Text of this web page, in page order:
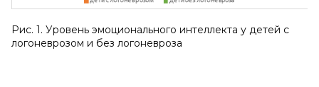
Рис. 1. Уровень эмоционального интеллекта у детей с
логоневрозом и без логоневроза